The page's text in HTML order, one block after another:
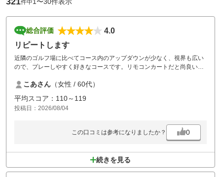
件中
総合評価
4.0
リピートします
近隣のゴルフ場に比べてコース内のアップダウンが少なく、視界も広い
ので、プレーしやすく好きなコースです。リモコンカートだと尚良い。
プレー中の芝刈り機音が気になった。近くでプレーしている時は止めて
欲しい。
グリーンのボールマークが多い。プレーヤーのマナー向上に期待。
こあさん （女性 / 60代）
平均スコア：110～119
投稿日：2026/08/04
この口コミは参考になりましたか？ 0
続きを見る